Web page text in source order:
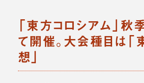
「東方コロシアム」秋
て開催。大会種目は「
想」